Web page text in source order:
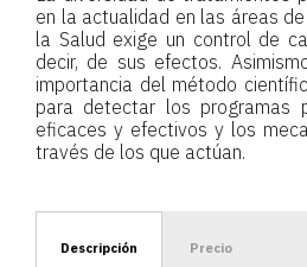
en la actualidad en las áreas
la Salud exige un control de
decir, de sus efectos.
importancia del método
para detectar los programas
eficaces y efectivos y los
través de los que actúan.
Descripción Precio